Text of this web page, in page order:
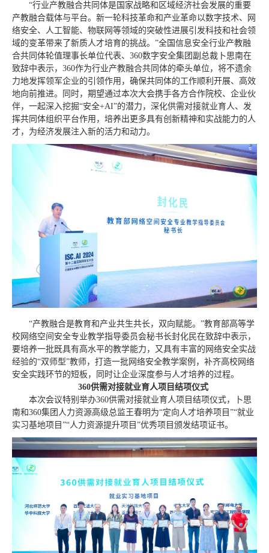
“行业产教融合共同体是国家战略和区域经济社会发展的重要
产教融合载体与平台。新一轮科技革命和产业革命以数字技术、网
络安全、人工智能、物联网等领域的突破性进展引发科技和社会领
域的变革带来了新质人才培育的挑战。”全国信息安全行业产教融
合共同体轮值理事长单位代表、360数字安全集团副总裁卜思南在
致辞中表示，360作为行业产教融合共同体的牵头单位，将不遗余
力地发挥领军企业的引领作用，确保共同体的工作顺利开展、高效
地向前推进。同时，期望通过本次大会携手各方合作院校、企业伙
伴，一起深入挖掘“安全+AI”的潜力，深化供需对接就业育人、发
挥共同体组织平台作用，培养出更多具有创新精神和实战能力的人
才，为经济发展注入新的活力和动力。
“产教融合是教育和产业共生共长，双向赋能。”教育部高等学
校网络空间安全专业教学指导委员会秘书长封化民在致辞中表示，
要培养一批既具有高水平的教学能力，又具有丰富的网络安全实战
经验的“双师型”教师，打造一批网络安全教学案例，补齐高校网络
安全实践环节的短板，同时让企业深度参与人才培养的过程。
360供需对接就业育人项目结项仪式
本次会议特别举办360供需对接就业育人项目结项仪式，卜思
南和360集团人力资源高级总监王春明为“定向人才培养项目”“就业
实习基地项目”“人力资源提升项目”优秀项目颁发结项证书。